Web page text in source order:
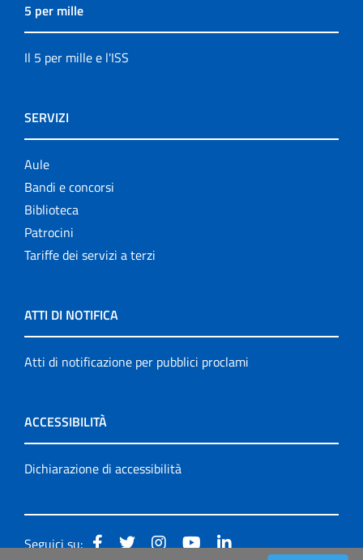
5 per mille
Il 5 per mille e l'ISS
SERVIZI
Aule
Bandi e concorsi
Biblioteca
Patrocini
Tariffe dei servizi a terzi
ATTI DI NOTIFICA
Atti di notificazione per pubblici proclami
ACCESSIBILITÀ
Dichiarazione di accessibilità
Seguici su: